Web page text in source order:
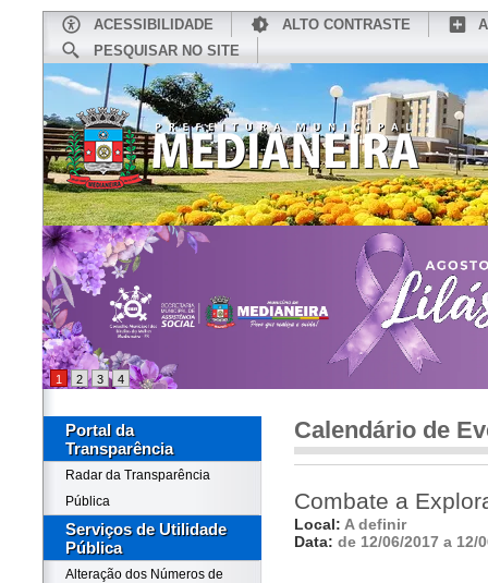
ACESSIBILIDADE ALTO CONTRASTE
PESQUISAR NO SITE
CONHEÇA MEDIANEIRA
1 2 3 4
Portal da
Transparência
Radar da Transparência
Pública
Serviços de Utilidade
Pública
Alteração dos Números de
Calendário de
Combate a
Local: A definir
Data: de 12/06/2017 a 12/